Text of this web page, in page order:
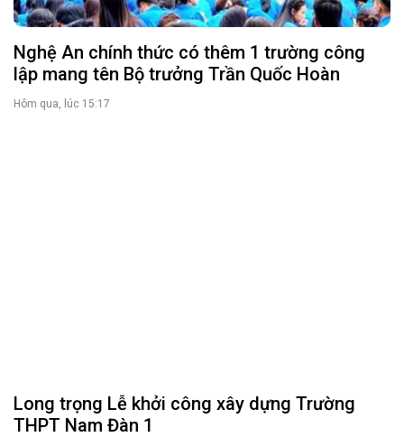
Nghệ An chính thức có thêm 1 trường công
lập mang tên Bộ trưởng Trần Quốc Hoàn
Hôm qua, lúc 15:17
Long trọng Lễ khởi công xây dựng Trường
THPT Nam Đàn 1